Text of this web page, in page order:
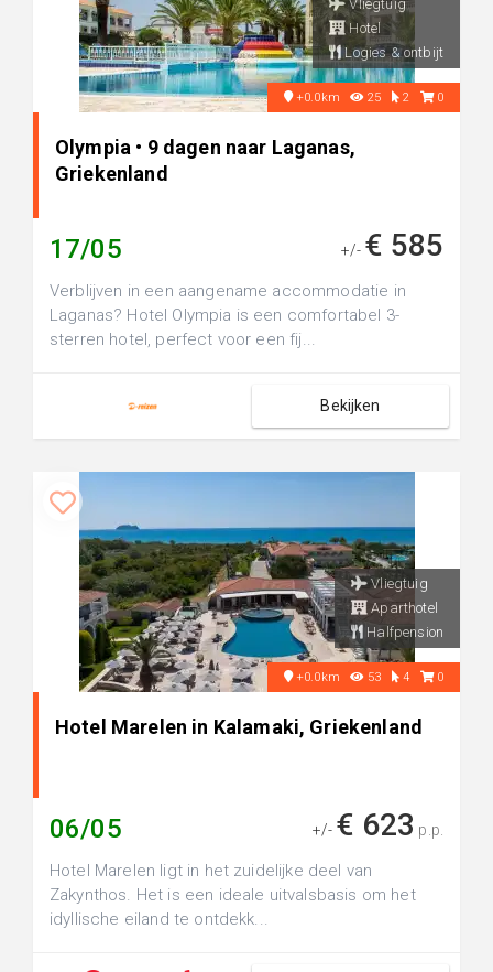
Vliegtuig
Hotel
Logies & ontbijt
+0.0km 25 2 0
Olympia • 9 dagen naar Laganas,
Griekenland
17/05 +/- € 585
Verblijven in een aangename accommodatie in
Laganas? Hotel Olympia is een comfortabel 3-
sterren hotel, perfect voor een fij...
Bekijken
Vliegtuig
Aparthotel
Halfpension
+0.0km 53 4 0
Hotel Marelen in Kalamaki, Griekenland
06/05 +/- € 623 p.p.
Hotel Marelen ligt in het zuidelijke deel van
Zakynthos. Het is een ideale uitvalsbasis om het
idyllische eiland te ontdekk...